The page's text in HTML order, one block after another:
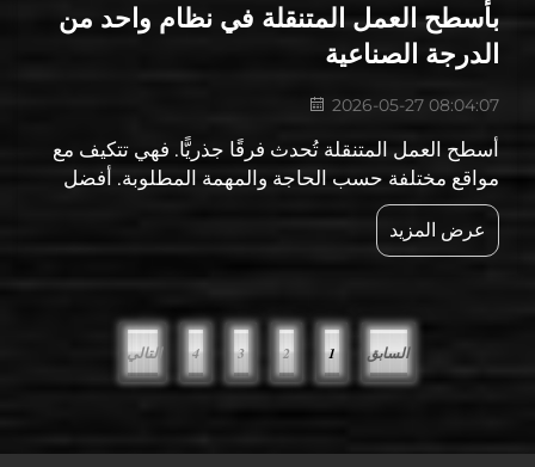
بأسطح العمل المتنقلة في نظام واحد من
الدرجة الصناعية
2026-05-27 08:04:07
أسطح العمل المتنقلة تُحدث فرقًا جذريًّا. فهي تتكيف مع
مواقع مختلفة حسب الحاجة والمهمة المطلوبة. أفضل
عروض الجملة على الخزائن الفولاذية ستوفر لك مبلغًا
كبيرًا عند العثور على العروض المناسبة على الخزائن
الفولاذية، خصوصًا إذا كنت تشتري...
عرض المزيد
السابق 1
2
3
4 التالي